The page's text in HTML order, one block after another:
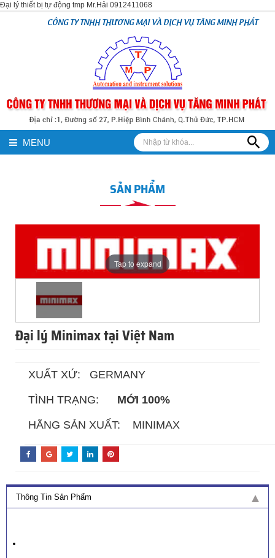
Đại lý thiết bị tự động tmp Mr.Hải 0912411068
CÔNG TY TNHH THƯƠNG MẠI VÀ DỊCH VỤ TĂNG MINH PHÁT
MENU
SẢN PHẨM
Tap to expand
Đại lý Minimax tại Việt Nam
XUẤT XỨ: GERMANY
TÌNH TRẠNG: MỚI 100%
HÃNG SẢN XUẤT: MINIMAX
Thông Tin Sản Phẩm